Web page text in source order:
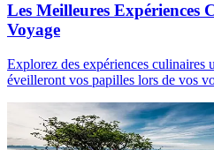
Les Meilleures Expériences
Voyage
Explorez des expériences culinaires
éveilleront vos papilles lors de vos